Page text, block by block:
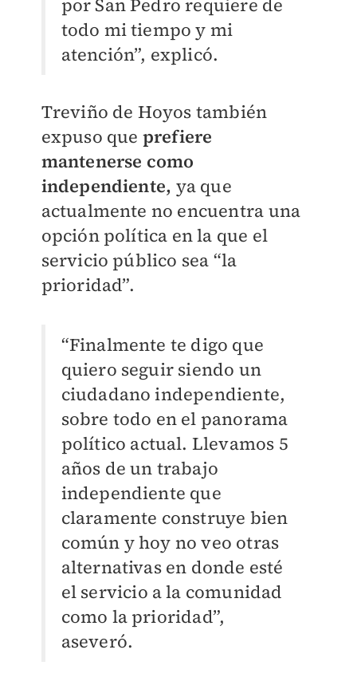
todo mi tiempo y mi
atención”, explicó.
Treviño de Hoyos también
expuso que prefiere
mantenerse como
independiente, ya que
actualmente no encuentra una
opción política en la que el
servicio público sea “la
prioridad”.
“Finalmente te digo que
quiero seguir siendo un
ciudadano independiente,
sobre todo en el panorama
político actual. Llevamos 5
años de un trabajo
independiente que
claramente construye bien
común y hoy no veo otras
alternativas en donde esté
el servicio a la comunidad
como la prioridad”,
aseveró.